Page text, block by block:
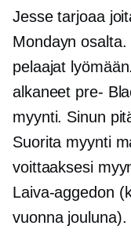
Jesse tarjoaa
Mondayn
pelaajat
alkaneet pre-
myynti. Sinun
Suorita myynti
voittaaksesi
Laiva-aggedon
vuonna